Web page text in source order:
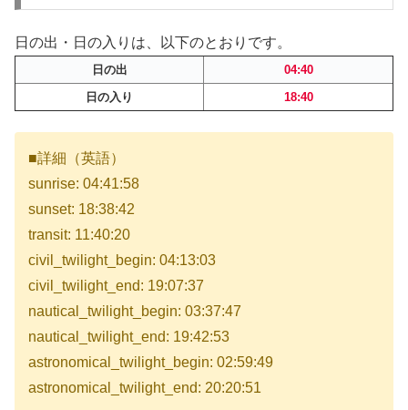
日の出・日の入りは、以下のとおりです。
日の出
04:40
日の入り
18:40
■詳細（英語）
sunrise: 04:41:58
sunset: 18:38:42
transit: 11:40:20
civil_twilight_begin: 04:13:03
civil_twilight_end: 19:07:37
nautical_twilight_begin: 03:37:47
nautical_twilight_end: 19:42:53
astronomical_twilight_begin: 02:59:49
astronomical_twilight_end: 20:20:51